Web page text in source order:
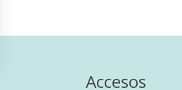
Accesos